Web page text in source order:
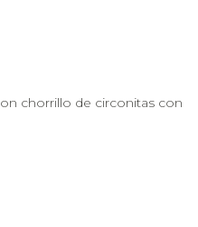
chorrillo de circonitas con